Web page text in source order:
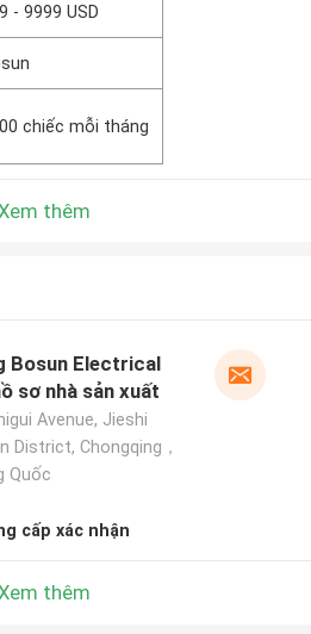
- 9999 USD
chiếc mỗi tháng
thêm
Bosun Electrical
sơ nhà sản xuất
Avenue, Jieshi
District, Chongqing，
Quốc
cấp xác nhận
thêm